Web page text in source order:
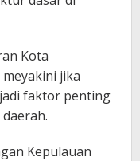
Kota
jika
faktor penting
Kepulauan